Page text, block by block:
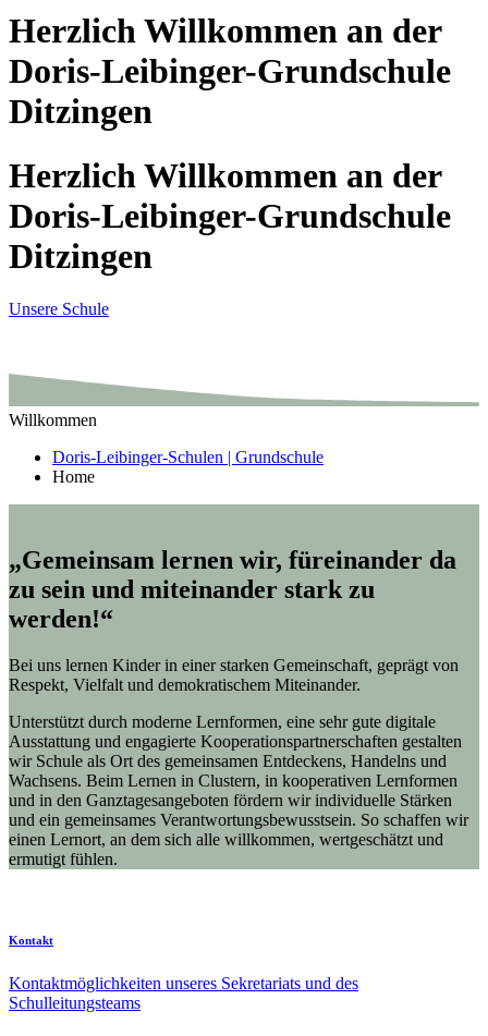
Herzlich Willkommen an der
Doris-Leibinger-Grundschule
Ditzingen
Herzlich Willkommen an der
Doris-Leibinger-Grundschule
Ditzingen
Unsere Schule
Willkommen
Doris-Leibinger-Schulen | Grundschule
Home
„Gemeinsam lernen wir, füreinander da
zu sein und miteinander stark zu
werden!“
Bei uns lernen Kinder in einer starken Gemeinschaft, geprägt von
Respekt, Vielfalt und demokratischem Miteinander.
Unterstützt durch moderne Lernformen, eine sehr gute digitale
Ausstattung und engagierte Kooperationspartnerschaften gestalten
wir Schule als Ort des gemeinsamen Entdeckens, Handelns und
Wachsens. Beim Lernen in Clustern, in kooperativen Lernformen
und in den Ganztagesangeboten fördern wir individuelle Stärken
und ein gemeinsames Verantwortungsbewusstsein. So schaffen wir
einen Lernort, an dem sich alle willkommen, wertgeschätzt und
ermutigt fühlen.
Kontakt
Kontaktmöglichkeiten unseres Sekretariats und des
Schulleitungsteams